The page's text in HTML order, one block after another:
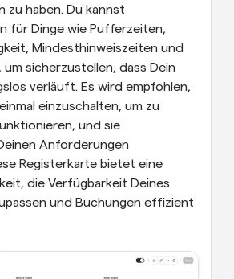
zu haben. Du kannst
für Dinge wie Pufferzeiten,
Mindesthinweiszeiten und
sicherzustellen, dass Dein
verläuft. Es wird empfohlen,
einzuschalten, um zu
und sie
Anforderungen
Registerkarte bietet eine
die Verfügbarkeit Deines
und Buchungen effizient